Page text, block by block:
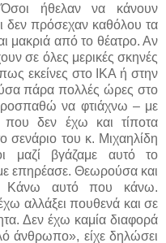
ήθελαν να κάνουν
δεν πρόσεχαν καθόλου τα
μακριά από το θέατρο. Αν
σε όλες μερικές σκηνές
εκείνες στο ΙΚΑ ή στην
πάρα πολλές ώρες στο
να φτιάχνω – με
δεν έχω και τίποτα
του κ. Μιχαηλίδη
μαζί βγάζαμε αυτό το
επηρέασε. Θεωρούσα και
Κάνω αυτό που κάνω.
αλλάξει πουθενά και σε
Δεν έχω καμία διαφορά
άνθρωπο», είχε δηλώσει